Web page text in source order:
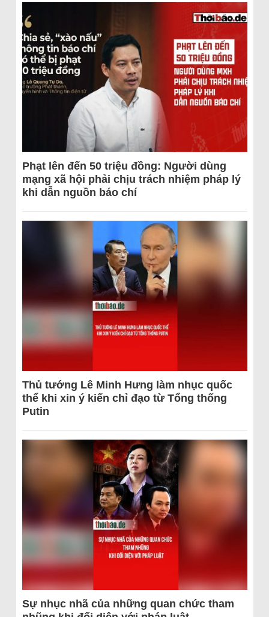
Phạt lên đến 50 triệu đồng: Người dùng
mạng xã hội phải chịu trách nhiệm pháp lý
khi dẫn nguồn báo chí
Thủ tướng Lê Minh Hưng làm nhục quốc
thể khi xin ý kiến chỉ đạo từ Tổng thống
Putin
Sự nhục nhã của những quan chức tham